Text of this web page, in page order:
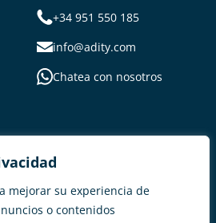
mejorar su experiencia de
o contenidos
+34 951 550 185
info@adity.com
Chatea con nosotros